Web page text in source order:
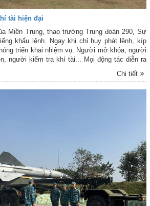
tài hiện đại
Miền Trung, thao trường Trung đoàn 290, Sư
khẩu lệnh. Ngay khi chỉ huy phát lệnh, kíp
triển khai nhiệm vụ. Người mở khóa, người
người kiểm tra khí tài... Mọi động tác diễn ra
cơ động và sẵn sàng triển khai ở vị trí mới.
Chi tiết